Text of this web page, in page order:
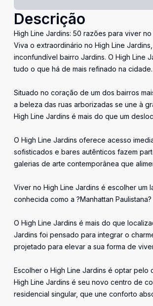
Descrição
High Line Jardins: 50 razões para viver
Viva o extraordinário no High Line
inconfundível bairro Jardins. O High Line
tudo o que há de mais refinado na cidade.
Situado no coração de um dos bairros
a beleza das ruas arborizadas se une à
High Line Jardins é mais do que um
O High Line Jardins oferece acesso
sofisticados e bares autênticos fazem
galerias de arte contemporânea que
Viver no High Line Jardins é escolher um
conhecida como a ?Manhattan
O High Line Jardins é mais do que
Jardins foi pensado para integrar o
projetado para elevar a sua forma de
Escolher o High Line Jardins é optar pelo
High Line Jardins é seu novo centro de
residencial singular, que une conforto